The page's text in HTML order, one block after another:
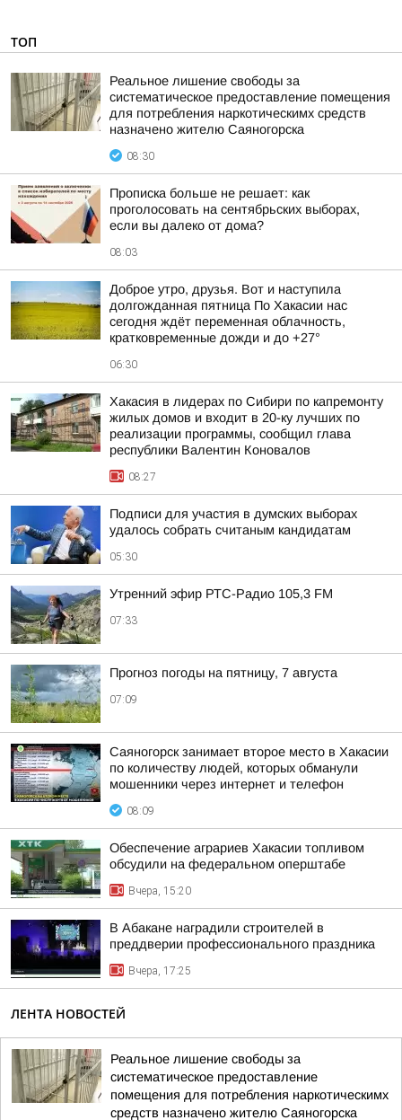
ТОП
Реальное лишение свободы за
систематическое предоставление помещения
для потребления наркотическимх средств
назначено жителю Саяногорска
08:30
Прописка больше не решает: как
проголосовать на сентябрьских выборах,
если вы далеко от дома?
08:03
Доброе утро, друзья. Вот и наступила
долгожданная пятница По Хакасии нас
сегодня ждёт переменная облачность,
кратковременные дожди и до +27°
06:30
Хакасия в лидерах по Сибири по капремонту
жилых домов и входит в 20-ку лучших по
реализации программы, сообщил глава
республики Валентин Коновалов
08:27
Подписи для участия в думских выборах
удалось собрать считаным кандидатам
05:30
Утренний эфир РТС-Радио 105,3 FM
07:33
Прогноз погоды на пятницу, 7 августа
07:09
Саяногорск занимает второе место в Хакасии
по количеству людей, которых обманули
мошенники через интернет и телефон
08:09
Обеспечение аграриев Хакасии топливом
обсудили на федеральном оперштабе
Вчера, 15:20
В Абакане наградили строителей в
преддверии профессионального праздника
Вчера, 17:25
ЛЕНТА НОВОСТЕЙ
Реальное лишение свободы за
систематическое предоставление
помещения для потребления наркотическимх
средств назначено жителю Саяногорска